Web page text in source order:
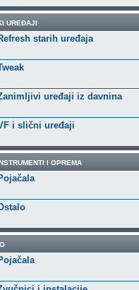
UREĐAJI
starih uređaja
uređaji iz davnina
i slični uređaji
I OPREMA